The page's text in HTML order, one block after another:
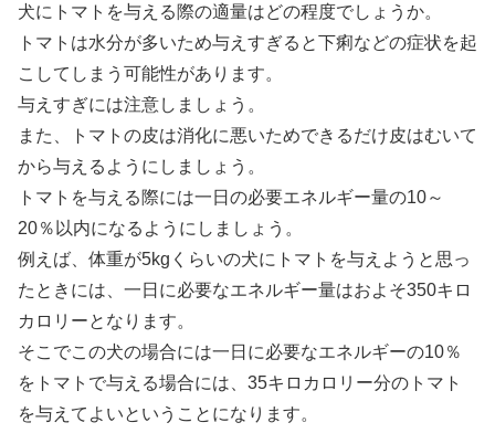
犬にトマトを与える際の適量はどの程度でしょうか。
トマトは水分が多いため与えすぎると下痢などの症状を起
こしてしまう可能性があります。
与えすぎには注意しましょう。
また、トマトの皮は消化に悪いためできるだけ皮はむいて
から与えるようにしましょう。
トマトを与える際には一日の必要エネルギー量の10～
20％以内になるようにしましょう。
例えば、体重が5kgくらいの犬にトマトを与えようと思っ
たときには、一日に必要なエネルギー量はおよそ350キロ
カロリーとなります。
そこでこの犬の場合には一日に必要なエネルギーの10％
をトマトで与える場合には、35キロカロリー分のトマト
を与えてよいということになります。